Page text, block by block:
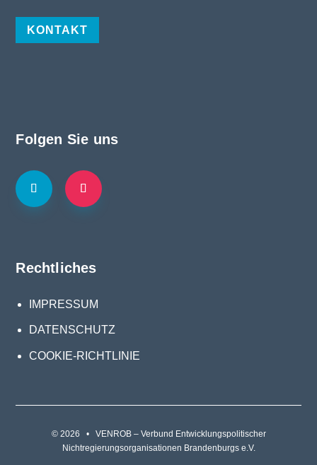
KONTAKT
Folgen Sie uns
Rechtliches
IMPRESSUM
DATENSCHUTZ
COOKIE-RICHTLINIE
© 2026 • VENROB – Verbund Entwicklungspolitischer
Nichtregierungsorganisationen Brandenburgs e.V.